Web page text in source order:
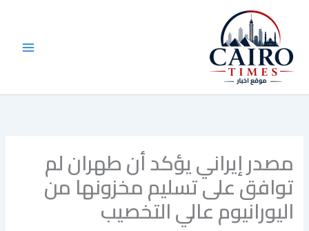
المحتوى
مصدر إيراني يؤكد أن طهران لم
توافق على تسليم مخزونها من
اليورانيوم عالي التخصيب